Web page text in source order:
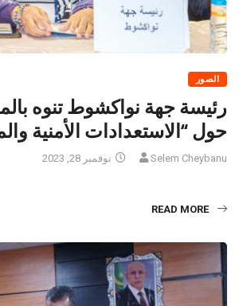
الصور
رئيسة جهة نواكشوط تنوه
حول “الاستعدادات الأمنية
Selem Cheybanu نوفمبر 28, 2023
READ MORE